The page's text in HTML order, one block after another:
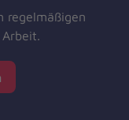
regelmäßigen